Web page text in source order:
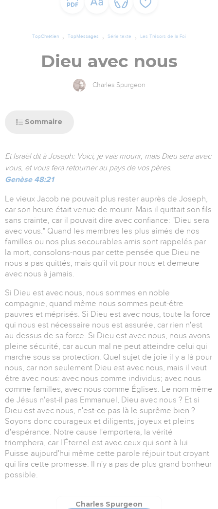
TopChrétien TopMessages Série texte Les Trésors de la Foi
Dieu avec nous
Charles Spurgeon
Sommaire
Et Israël dit à Joseph: Voici, je vais mourir, mais Dieu sera avec
vous, et vous fera retourner au pays de vos pères.
Genèse 48:21
Le vieux Jacob ne pouvait plus rester auprès de Joseph,
car son heure était venue de mourir. Mais il quittait son fils
sans crainte, car il pouvait dire avec confiance: "Dieu sera
avec vous." Quand les membres les plus aimés de nos
familles ou nos plus secourables amis sont rappelés par
la mort, consolons-nous par cette pensée que Dieu ne
nous a pas quittés, mais qu'il vit pour nous et demeure
avec nous à jamais.
Si Dieu est avec nous, nous sommes en noble
compagnie, quand même nous sommes peut-être
pauvres et méprisés. Si Dieu est avec nous, toute la force
qui nous est nécessaire nous est assurée, car rien n'est
au-dessus de sa force. Si Dieu est avec nous, nous avons
pleine sécurité, car aucun mal ne peut atteindre celui qui
marche sous sa protection. Quel sujet de joie il y a là pour
nous, car non seulement Dieu est avec nous, mais il veut
être avec nous: avec nous comme individus; avec nous
comme familles, avec nous comme Églises. Le nom même
de Jésus n'est-il pas Emmanuel, Dieu avec nous ? Et si
Dieu est avec nous, n'est-ce pas là le suprême bien ?
Soyons donc courageux et diligents, joyeux et pleins
d'espérance. Notre cause l'emportera, la vérité
triomphera, car l'Éternel est avec ceux qui sont à lui.
Puisse aujourd'hui même cette parole réjouir tout croyant
qui lira cette promesse. Il n'y a pas de plus grand bonheur
possible.
Charles Spurgeon